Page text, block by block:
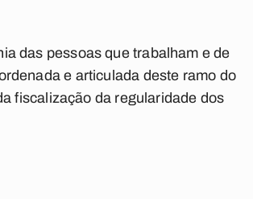
das pessoas que trabalham e de
e articulada deste ramo do
fiscalização da regularidade dos